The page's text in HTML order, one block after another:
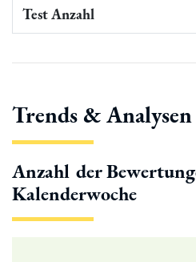
Test Anzahl
Trends & Analysen
Anzahl der
Kalenderwoche